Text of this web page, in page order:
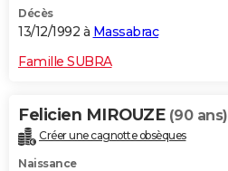
Décès
13/12/1992 à Massabrac
Famille SUBRA
Felicien MIROUZE (90 ans)
Créer une cagnotte obsèques
Naissance